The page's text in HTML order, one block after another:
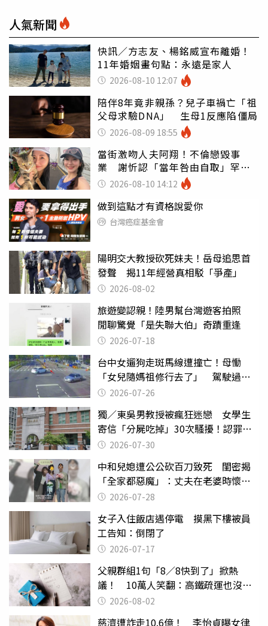
人氣新聞
快訊／方志友、楊銘威宣布離婚！
11年婚姻畫句點：永遠是家人
2026-08-10 12:07
陪伴8年竟非親孫？兒子車禍亡「祖
父母求驗DNA」 生母1反應陷僵局
2026-08-09 18:55
當街激吻人夫阿翔！不倫戀毀事
業 謝忻認「當年咎由自取」罕吐
心聲2026-08-10 14:12
做到這點才有資格說愛你
台灣癌症基金會
陽明交大教授砍死妹夫！岳母追思首
發聲 揭11年經營真相駁「爭產」
2026-08-02
旅遊變認親！陸男幫台灣遊客拍照
閒聊驚覺「是失聯大伯」奇蹟重逢
2026-07-18
台中女遛狗走斑馬線遭撞亡！母慟
「女兒隨媽祖修行去了」 駕駛過失
致死判9月
2026-07-26
獨／東吳男教授被瘋狂迷戀 女學生
寄信「分屍吃掉」30次騷擾！認罪免
關 2026-07-30
中和兒媳遭公公砍百刀致死 閨密揭
「全家都惡魔」：丈夫在老婆時懷孕
摔東西
2026-07-28
女子入住飯店遇停電 摸黑下樓被員
工告知：倒閉了
2026-07-17
父親群組1句「8／8快到了」掀熱
議！ 10萬人笑翻：高鐵疏運也沒列
父親節
2026-08-02
慈濟遭詐走10.6億！ 李怡貞曝女律